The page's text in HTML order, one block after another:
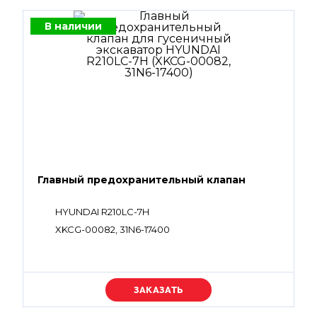
В наличии
Главный предохранительный клапан
HYUNDAI R210LC-7H
XKCG-00082, 31N6-17400
Уточняйте цену